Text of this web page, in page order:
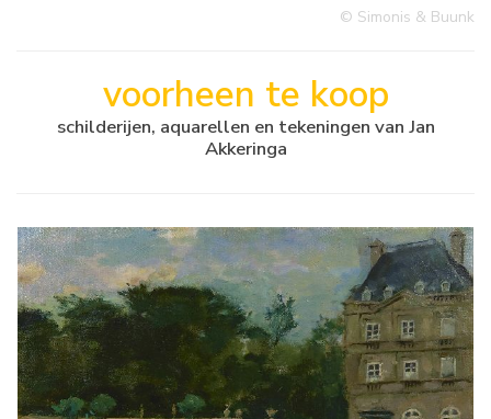
© Simonis & Buunk
voorheen te koop
schilderijen, aquarellen en tekeningen van Jan
Akkeringa